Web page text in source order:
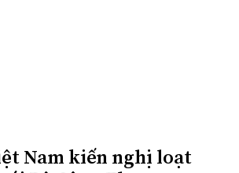
Nam kiến nghị loạt